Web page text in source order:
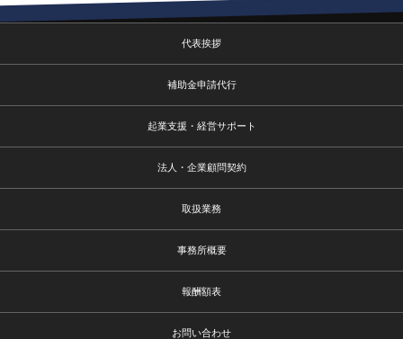
代表挨拶
補助金申請代行
起業支援・経営サポート
法人・企業顧問契約
取扱業務
事務所概要
報酬額表
お問い合わせ